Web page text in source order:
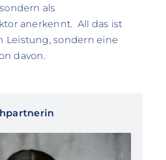
als
anerkennt. All das ist
Leistung, sondern eine
davon.